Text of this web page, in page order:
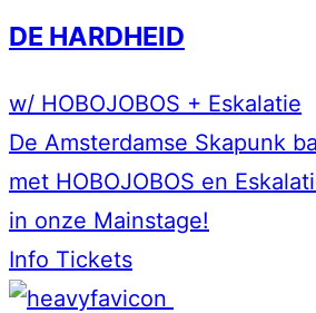
DE HARDHEID
w/ HOBOJOBOS + Eskalatie
De Amsterdamse Skapunk
met HOBOJOBOS en
in onze Mainstage!
Info Tickets